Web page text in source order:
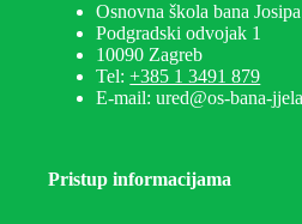
Osnovna škola bana
Podgradski odvojak 1
10090 Zagreb
Tel:+385 1 3491 879
E-mail: ured@os-bana-
Pristup informacijama